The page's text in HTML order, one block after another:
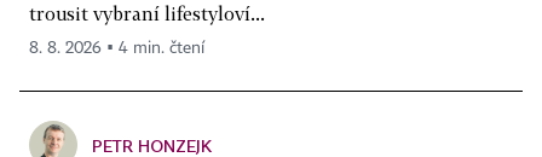
trousit vybraní lifestyloví...
8. 8. 2026 ▪ 4 min. čtení
PETR HONZEJK